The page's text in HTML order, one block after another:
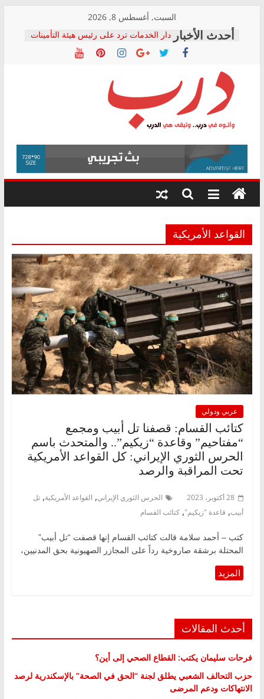
content
السبت, أغسطس 8, 2026
دار الخدمات ترد على رئيس هيئة التأمينات
بعد مؤتمره الصحفي: إنكار الأزمة لا ينهي
معاناة أصحاب المعاشات.. ونطالب بكشف
فرحات سليمان يكتب: القطاع الصحي إلى
أين؟
حزب التحالف الشعبي يطلق لجنة “الحق
في الصحة” بالإسكندرية لرصد الانتهاكات
ودعم المرضى
الوزاري لمدينة الصحفيين.. وانتهاء أعمال
إنشاء المبنى الإداري
المجلس القومي لحقوق الإنسان يعلن
متابعة قضية الدكتور محمد زهران.. ويؤكد:
قرينة البراءة وضمانات المحاكمة العادلة
درب
وأتوه
درب..
وتبقى
هي
القواعد الأمريكية
عربي ودولي
كتائب القسام: قصفنا تل أبيب ومجمع
“مفتاحيم” وقاعدة “زيكيم”.. والمتحدث باسم
الحرس الثوري الإيراني: كل القواعد الأمريكية
تحت المراقبة والرصد
28 أكتوبر، 2023 الحرس الثوري الإيراني, القواعد الأمريكية, تل
أبيب, قاعدة "زيكيم", كتائب القسام
كتب – أحمد سلامة قالت كتائب القسام إنها قصفت “تل أبيب”
المحتلة برشقة صاروخية رداً على المجازر الصهيونية بحق المدنيين،
أحدث المقالات
فرحات سليمان يكتب: القطاع الصحي إلى أين؟
حزب التحالف الشعبي يطلق لجنة “الحق في الصحة” بالإسكندرية لرصد
الانتهاكات ودعم المرضى